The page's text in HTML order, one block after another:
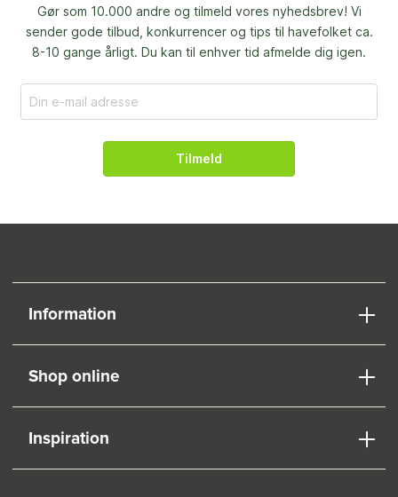
Gør som 10.000 andre og tilmeld vores nyhedsbrev! Vi
sender gode tilbud, konkurrencer og tips til havefolket ca.
8-10 gange årligt. Du kan til enhver tid afmelde dig igen.
Tilmeld
Information
Shop online
Inspiration